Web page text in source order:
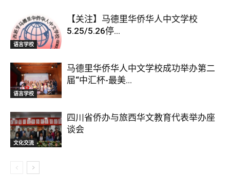
语言学校
【关注】马德里华侨华人中文学校
5.25/5.26停...
语言学校
马德里华侨华人中文学校成功举办第二
届“中汇杯-最美...
文化交流
四川省侨办与旅西华文教育代表举办座
谈会